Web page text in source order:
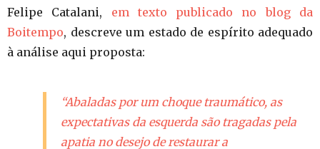
Felipe Catalani, em texto publicado no blog da
Boitempo, descreve um estado de espírito adequado
à análise aqui proposta:
“Abaladas por um choque traumático, as
expectativas da esquerda são tragadas pela
apatia no desejo de restaurar a